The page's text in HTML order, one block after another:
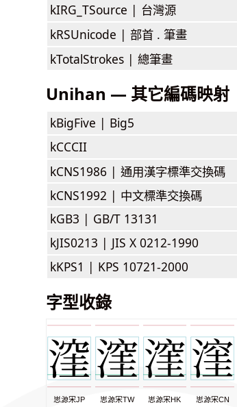
kIRG_TSource | 台灣源
kRSUnicode | 部首 . 筆畫
kTotalStrokes | 總筆畫
Unihan — 其它編碼映射
kBigFive | Big5
kCCCII
kCNS1986 | 通用漢字標準交換碼
kCNS1992 | 中文標準交換碼
kGB3 | GB/T 13131
kJIS0213 | JIS X 0212-1990
kKPS1 | KPS 10721-2000
字型收錄
思源宋JP 思源宋TW 思源宋HK 思源宋CN